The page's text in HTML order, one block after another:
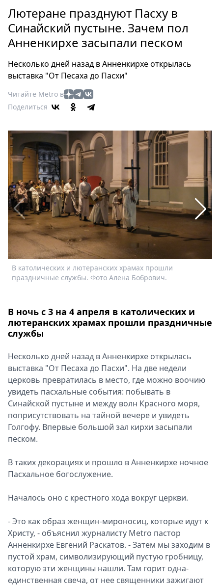
Россия
Мир
Здоровье
Туризм
Мода
Театр
Кино
Книги
Выставки
Пресс-
релизы
О
Metro
Стримы
Спецпроекты
Звезды
Выборы
2026
Скачай
Лютеране празднуют Пасху в
Синайский пустыне. Зачем пол
Анненкирхе засыпали песком
Несколько дней назад в Анненкирхе открылась
выставка "От Песаха до Пасхи"
Читайте Metro в
Поделиться
В католических и лютеранских храмах прошли
праздничные службы. Фото Алена Бобрович.
В ночь с 3 на 4 апреля в католических и
лютеранских храмах прошли праздничные
службы
Несколько дней назад в Анненкирхе открылась
выставка "От Песаха до Пасхи". На две недели
церковь превратилась в место, где можно воочию
увидеть пасхальные события: побывать в
Синайской пустыне и между волн Красного моря,
поприсутствовать на тайной вечере и увидеть
Голгофу. Впервые большой зал кирхи засыпали
песком.
В таких декорациях и прошло в Анненкирхе ночное
Пасхальное богослужение.
Началось оно с крестного хода вокруг церкви.
- Это как образ женщин-мироносиц, которые идут к
Христу, - объяснил журналисту Metro пастор
Анненкирхе Евгений Раскатов. - Затем мы заходим в
пустой храм, символизирующий пустую гробницу,
которую эти женщины нашли. Там горит одна-
единственная свеча, от нее священники зажигают